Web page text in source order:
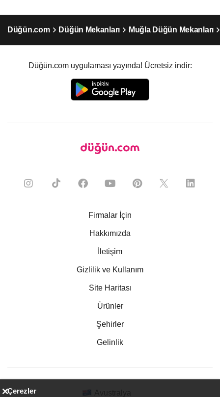
Düğün.com Düğün Mekanları Muğla Düğün Mekanları
Düğün.com uygulaması yayında! Ücretsiz indir:
Firmalar İçin
Hakkımızda
İletişim
Gizlilik ve Kullanım
Site Haritası
Ürünler
Şehirler
Gelinlik
Çerezler